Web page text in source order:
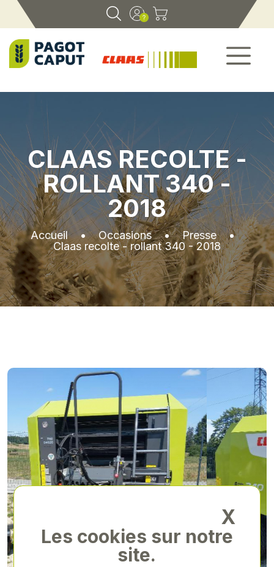
CLAAS RECOLTE -
ROLLANT 340 -
2018
Accueil•Occasions•Presse•
Claas recolte - rollant 340 - 2018
Next
X
Les cookies sur notre
site.